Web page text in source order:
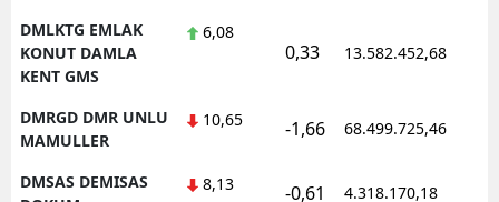
DMLKTG EMLAK
KONUT DAMLA
KENT GMS
6,08
0,33 13.582.452,68
DMRGD DMR UNLU
MAMULLER
10,65 -1,66 68.499.725,46
DMSAS DEMISAS
8,13 -0,61 4.318.170,18